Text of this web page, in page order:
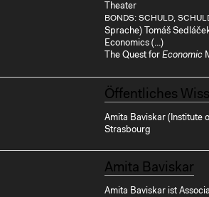
Theater
BONDS: SCHULD,
Sprache) Tomáš
Economics (...)
The Quest for Economic
Öffentliches
Amita Baviskar (Institute
Strasbourg
Amita Baviskar
Amita Baviskar ist